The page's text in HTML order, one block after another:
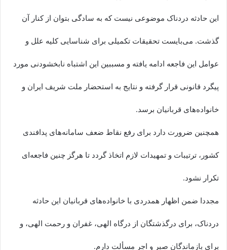
این حادثه دردناک موضوعی نیست که به سادگی بتوان از کنار آن
گذشت. می‌بایست تحقیقات تکمیلی برای شناسایی کلیه علل و
عوامل این فاجعه ادامه یافته و مسببین این اشتباه نابخشودنی مورد
پیگرد قانونی قرار گرفته و نتایج به استحضار ملت شریف ایران و
خانواده‌های قربانیان برسد.
همچنین ضرورت دارد برای رفع نقاط ضعف سامانه‌های پدافندی
کشور، ترتیبات و تمهیدات لازم اتخاذ گردد تا هرگز چنین فاجعه‌ای
تکرار نشود.
مجددا ضمن اظهار همدردی با خانواده‌های قربانیان این حادثه
دردناک، برای درگذشتگان از درگاه الهی، غفران و رحمت الهی، و
برای بازماندگان صبر و اجر مسألت دارم.